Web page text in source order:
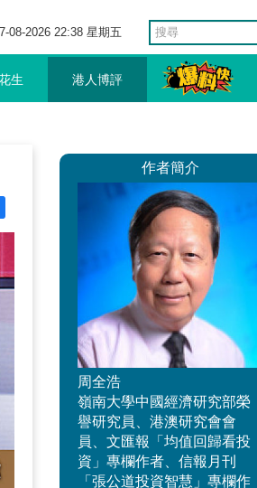
08-2026 22:38 星期五
生 港人博評
作者簡介
周全浩
嶺南大學中國經濟研究部榮
譽研究員、港澳研究會會
員、文匯報「均值回歸看投
資」專欄作者、信報月刊
「張公道投資智慧」專欄作